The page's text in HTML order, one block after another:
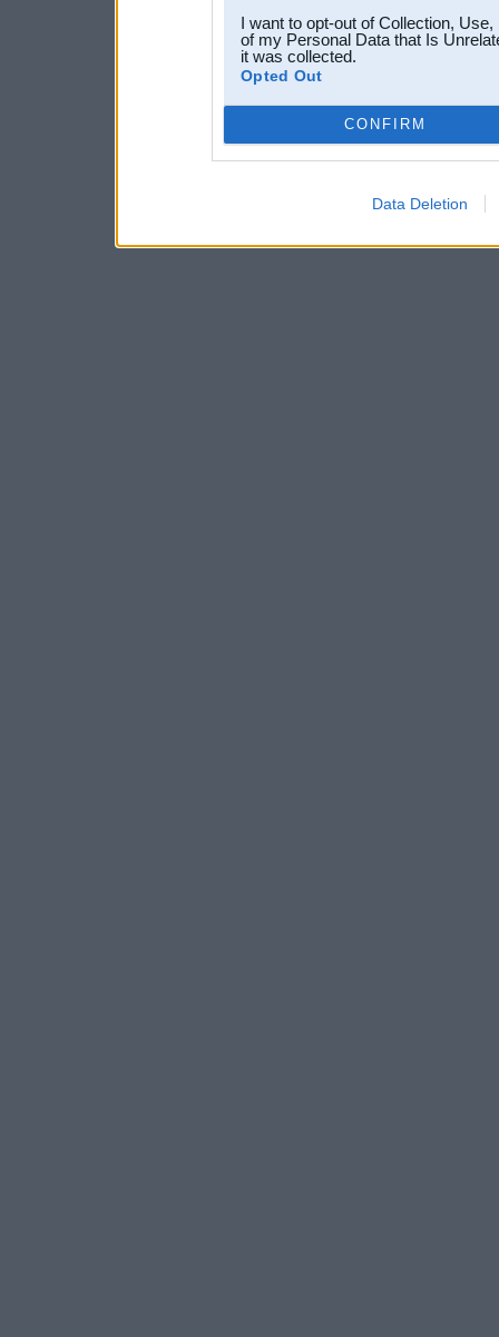
I want to opt-out of Collection,
of my Personal Data that Is
it was collected.
Opted Out
CONFIRM
Data Deletion